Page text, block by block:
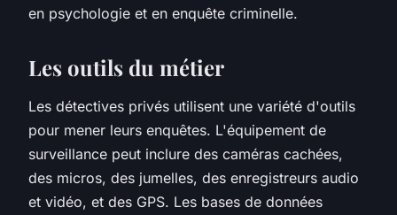
en psychologie et en enquête criminelle.
Les outils du métier
Les détectives privés utilisent une variété d'outils
pour mener leurs enquêtes. L'équipement de
surveillance peut inclure des caméras cachées,
des micros, des jumelles, des enregistreurs audio
et vidéo, et des GPS. Les bases de données